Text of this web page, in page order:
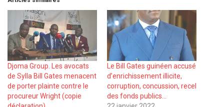
Djoma Group. Les avocats
de Sylla Bill Gates menacent
de porter plainte contre le
procureur Wright (copie
Le Bill Gates guinéen accusé
d’enrichissement illicite,
corruption, concussion, recel
des fonds publics…